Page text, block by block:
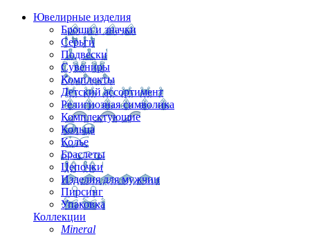
Ювелирные изделия
Броши и значки
Серьги
Подвески
Сувениры
Комплекты
Детский ассортимент
Религиозная символика
Комплектующие
Кольца
Колье
Браслеты
Цепочки
Изделия для мужчин
Пирсинг
Упаковка
Коллекции
Mineral